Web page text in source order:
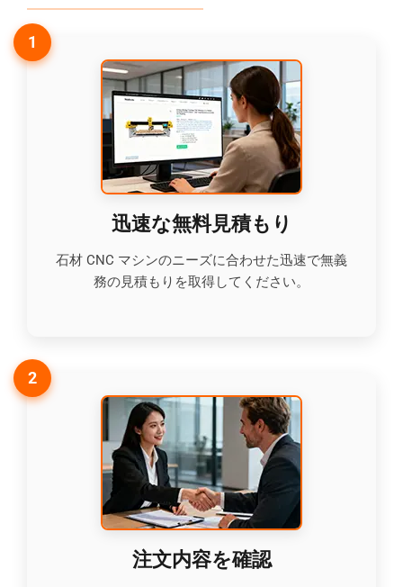
1
迅速な無料見積もり
石材 CNC マシンのニーズに合わせた迅速で無義
務の見積もりを取得してください。
2
注文内容を確認